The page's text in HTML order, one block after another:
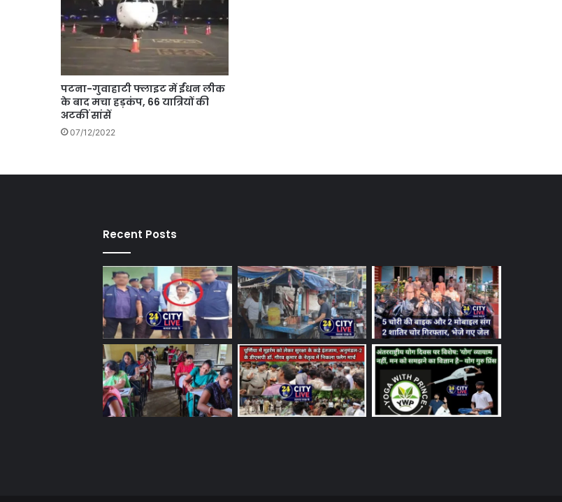
पटना-गुवाहाटी फ्लाइट में ईंधन लीक
के बाद मचा हड़कंप, 66 यात्रियों की
अटकीं सांसें
07/12/2022
Recent Posts